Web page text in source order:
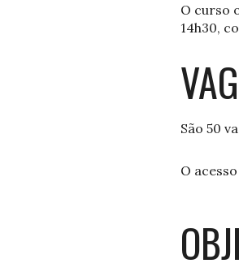
O curso
14h30,
São 50
O